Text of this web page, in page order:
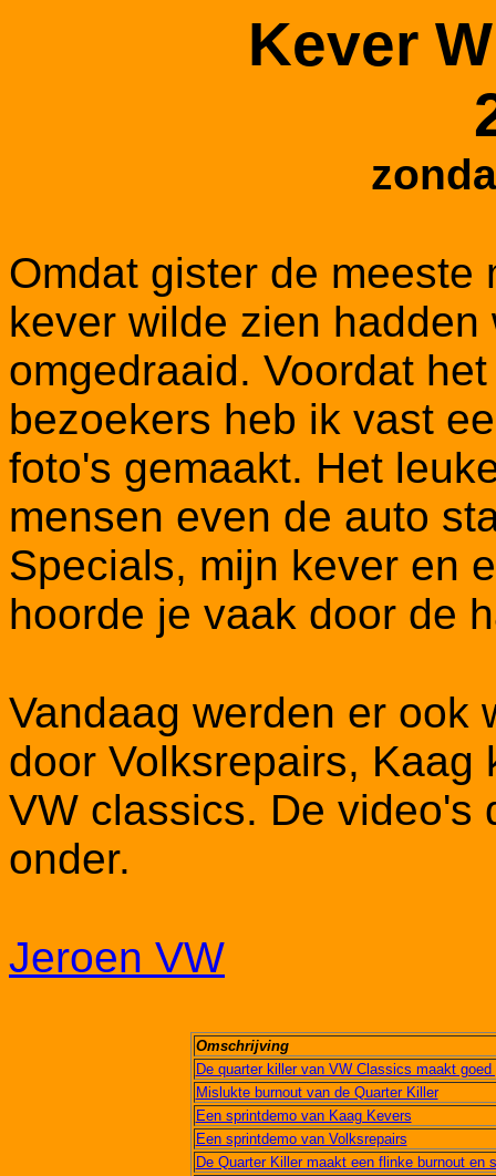
Kever
Omdat gister de meeste
kever wilde zien
omgedraaid. Voordat
bezoekers heb ik vast
foto's gemaakt. Het
mensen even de auto
Specials, mijn kever en
hoorde je vaak door de
Vandaag werden er ook
door Volksrepairs, Kaag
VW classics. De video's
onder.
Jeroen VW
Omschrijving
De quarter killer van VW Classics maakt
Mislukte burnout van de Quarter Killer
Een sprintdemo van Kaag Kevers
Een sprintdemo van Volksrepairs
De Quarter Killer maakt een flinke burnout en